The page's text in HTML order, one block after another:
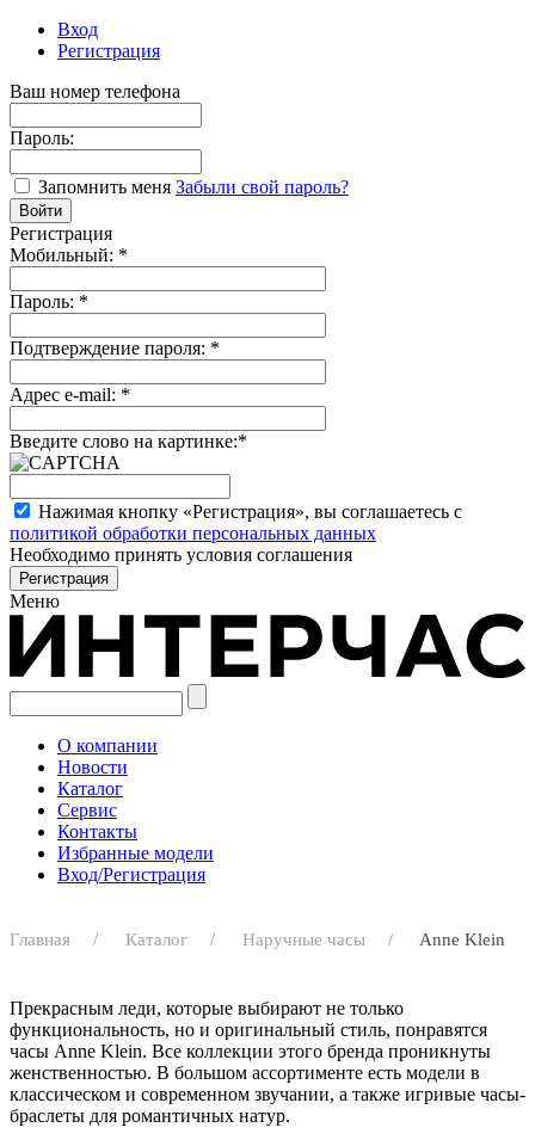
Вход
Регистрация
Ваш номер телефона
Пароль:
Запомнить меня Забыли свой пароль?
Регистрация
Мобильный: *
Пароль: *
Подтверждение пароля: *
Адрес e-mail: *
Введите слово на картинке:*
Нажимая кнопку «Регистрация», вы соглашаетесь с
политикой обработки персональных данных
Необходимо принять условия соглашения
Меню
О компании
Новости
Каталог
Сервис
Контакты
Избранные модели
Вход/Регистрация
Главная Каталог Наручные часы Anne Klein
Прекрасным леди, которые выбирают не только
функциональность, но и оригинальный стиль, понравятся
часы Anne Klein. Все коллекции этого бренда проникнуты
женственностью. В большом ассортименте есть модели в
классическом и современном звучании, а также игривые часы-
браслеты для романтичных натур.